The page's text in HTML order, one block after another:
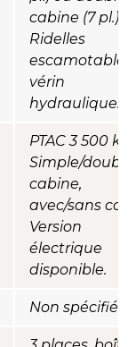
cabine (7 pl.).
Ridelles
escamotables,
vérin
hydraulique.
PTAC 3 500 kg.
Simple/double
cabine,
avec/sans
Version
électrique
disponible.
Non spécifié.